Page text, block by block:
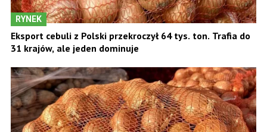
RYNEK
Eksport cebuli z Polski przekroczył 64 tys. ton. Trafia do
31 krajów, ale jeden dominuje